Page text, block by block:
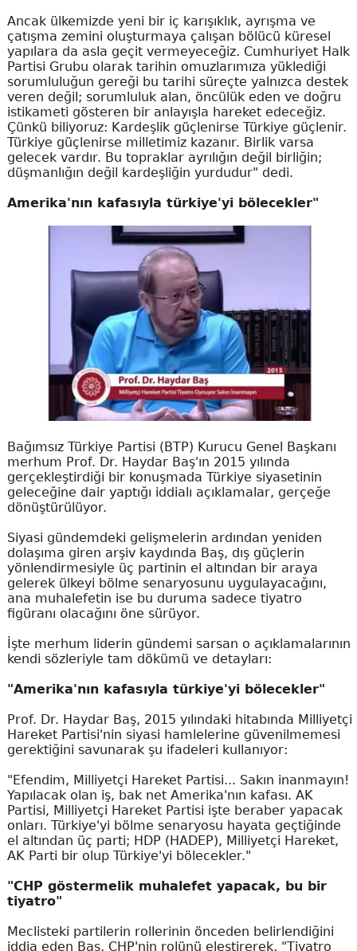
Ancak ülkemizde yeni bir iç karışıklık, ayrışma ve
çatışma zemini oluşturmaya çalışan bölücü küresel
yapılara da asla geçit vermeyeceğiz. Cumhuriyet Halk
Partisi Grubu olarak tarihin omuzlarımıza yüklediği
sorumluluğun gereği bu tarihi süreçte yalnızca destek
veren değil; sorumluluk alan, öncülük eden ve doğru
istikameti gösteren bir anlayışla hareket edeceğiz.
Çünkü biliyoruz: Kardeşlik güçlenirse Türkiye güçlenir.
Türkiye güçlenirse milletimiz kazanır. Birlik varsa
gelecek vardır. Bu topraklar ayrılığın değil birliğin;
düşmanlığın değil kardeşliğin yurdudur" dedi.
Amerika'nın kafasıyla türkiye'yi bölecekler"
Bağımsız Türkiye Partisi (BTP) Kurucu Genel Başkanı
merhum Prof. Dr. Haydar Baş'ın 2015 yılında
gerçekleştirdiği bir konuşmada Türkiye siyasetinin
geleceğine dair yaptığı iddialı açıklamalar, gerçeğe
dönüştürülüyor.
Siyasi gündemdeki gelişmelerin ardından yeniden
dolaşıma giren arşiv kaydında Baş, dış güçlerin
yönlendirmesiyle üç partinin el altından bir araya
gelerek ülkeyi bölme senaryosunu uygulayacağını,
ana muhalefetin ise bu duruma sadece tiyatro
figüranı olacağını öne sürüyor.
İşte merhum liderin gündemi sarsan o açıklamalarının
kendi sözleriyle tam dökümü ve detayları:
"Amerika'nın kafasıyla türkiye'yi bölecekler"
Prof. Dr. Haydar Baş, 2015 yılındaki hitabında Milliyetçi
Hareket Partisi'nin siyasi hamlelerine güvenilmemesi
gerektiğini savunarak şu ifadeleri kullanıyor:
"Efendim, Milliyetçi Hareket Partisi... Sakın inanmayın!
Yapılacak olan iş, bak net Amerika'nın kafası. AK
Partisi, Milliyetçi Hareket Partisi işte beraber yapacak
onları. Türkiye'yi bölme senaryosu hayata geçtiğinde
el altından üç parti; HDP (HADEP), Milliyetçi Hareket,
AK Parti bir olup Türkiye'yi bölecekler."
"CHP göstermelik muhalefet yapacak, bu bir
tiyatro"
Meclisteki partilerin rollerinin önceden belirlendiğini
iddia eden Baş, CHP'nin rolünü eleştirerek, "Tiyatro